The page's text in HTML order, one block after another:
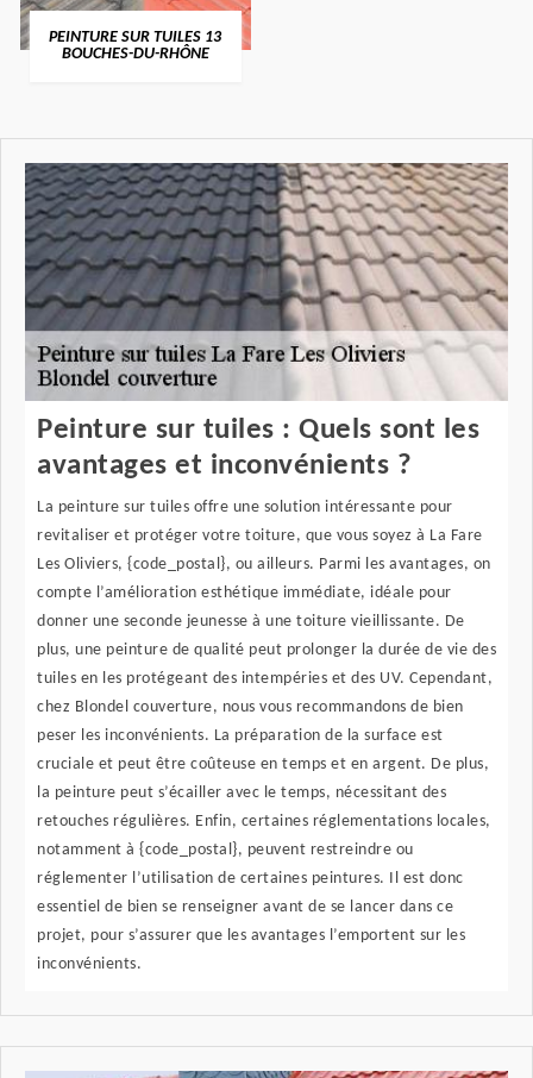
PEINTURE SUR TUILES 13
BOUCHES-DU-RHÔNE
Peinture sur tuiles : Quels sont les
avantages et inconvénients ?
La peinture sur tuiles offre une solution intéressante pour
revitaliser et protéger votre toiture, que vous soyez à La Fare
Les Oliviers, {code_postal}, ou ailleurs. Parmi les avantages, on
compte l’amélioration esthétique immédiate, idéale pour
donner une seconde jeunesse à une toiture vieillissante. De
plus, une peinture de qualité peut prolonger la durée de vie des
tuiles en les protégeant des intempéries et des UV. Cependant,
chez Blondel couverture, nous vous recommandons de bien
peser les inconvénients. La préparation de la surface est
cruciale et peut être coûteuse en temps et en argent. De plus,
la peinture peut s’écailler avec le temps, nécessitant des
retouches régulières. Enfin, certaines réglementations locales,
notamment à {code_postal}, peuvent restreindre ou
réglementer l’utilisation de certaines peintures. Il est donc
essentiel de bien se renseigner avant de se lancer dans ce
projet, pour s’assurer que les avantages l’emportent sur les
inconvénients.